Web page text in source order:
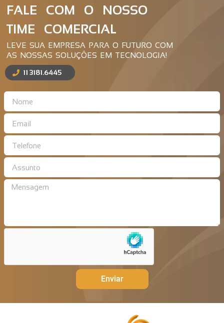
FALE COM O NOSSO
TIME COMERCIAL
LEVE SUA EMPRESA PARA O FUTURO COM
AS NOSSAS SOLUÇÕES EM TECNOLOGIA!
11 3181.6445
Enviar